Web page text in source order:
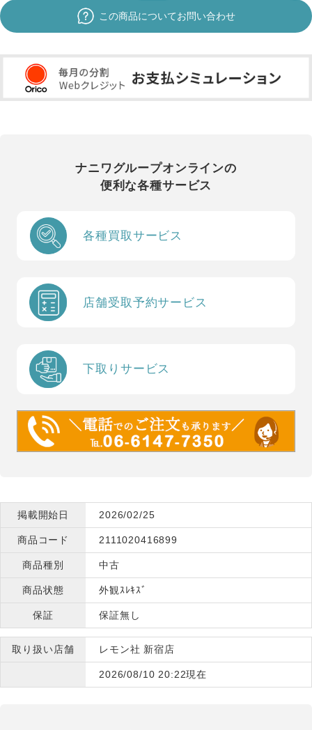
この商品についてお問い合わせ
ナニワグループオンラインの
便利な各種サービス
各種買取サービス
店舗受取予約サービス
下取りサービス
掲載開始日 2026/02/25
商品コード 2111020416899
商品種別 中古
商品状態 外観ｽﾚｷｽﾞ
保証 保証無し
取り扱い店舗 レモン社 新宿店
2026/08/10 20:22現在